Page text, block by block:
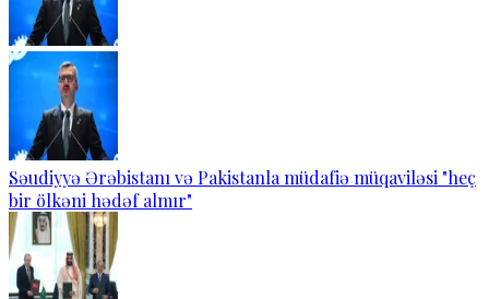
Səudiyyə Ərəbistanı və Pakistanla müdafiə müqaviləsi "heç
bir ölkəni hədəf almır"